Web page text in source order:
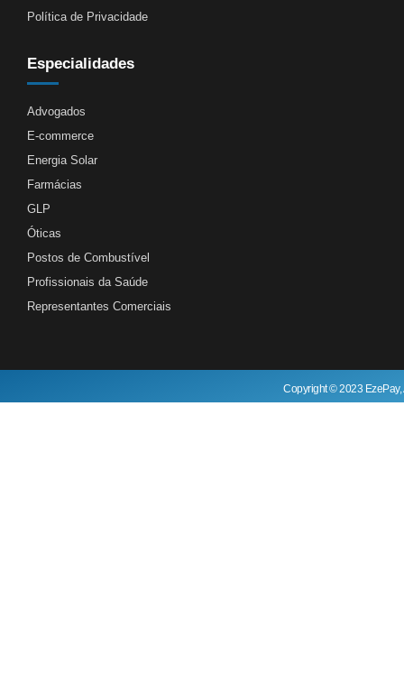
Política de Privacidade
Especialidades
Advogados
E-commerce
Energia Solar
Farmácias
GLP
Óticas
Postos de Combustível
Profissionais da Saúde
Representantes Comerciais
Copyright © 2023